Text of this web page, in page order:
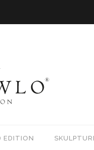
EDITION